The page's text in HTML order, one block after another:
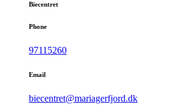
Biecentret
Phone
97115260
Email
biecentret@mariagerfjord.dk